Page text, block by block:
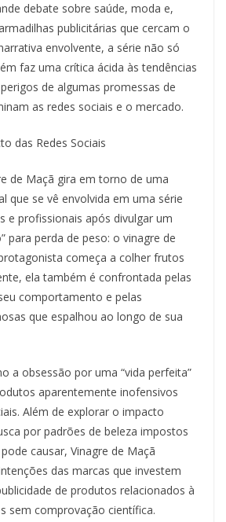
debate sobre saúde, moda e,
publicitárias que cercam o
envolvente, a série não só
faz uma crítica ácida às tendências
de algumas promessas de
as redes sociais e o mercado.
das Redes Sociais
de Maçã gira em torno de uma
que se vê envolvida em uma série
e profissionais após divulgar um
para perda de peso: o vinagre de
começa a colher frutos
ela também é confrontada pelas
comportamento e pelas
que espalhou ao longo de sua
a obsessão por uma “vida perfeita”
aparentemente inofensivos
Além de explorar o impacto
por padrões de beleza impostos
causar, Vinagre de Maçã
das marcas que investem
de produtos relacionados à
sem comprovação científica.